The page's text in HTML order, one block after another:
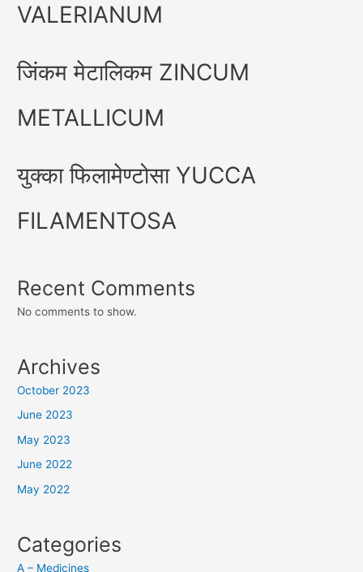
VALERIANUM
जिंकम मेटालिकम ZINCUM
METALLICUM
युक्का फिलामेण्टोसा YUCCA
FILAMENTOSA
Recent Comments
No comments to show.
Archives
October 2023
June 2023
May 2023
June 2022
May 2022
Categories
A – Medicines